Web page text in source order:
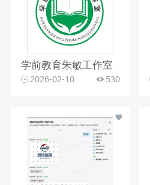
学前教育朱敏工作室
2026-02-10 530